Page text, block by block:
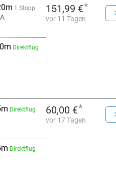
1 Stopp
Direktflug
151,99 €*
vor 11 Tagen
Direktflug
Direktflug
60,00 €*
vor 17 Tagen